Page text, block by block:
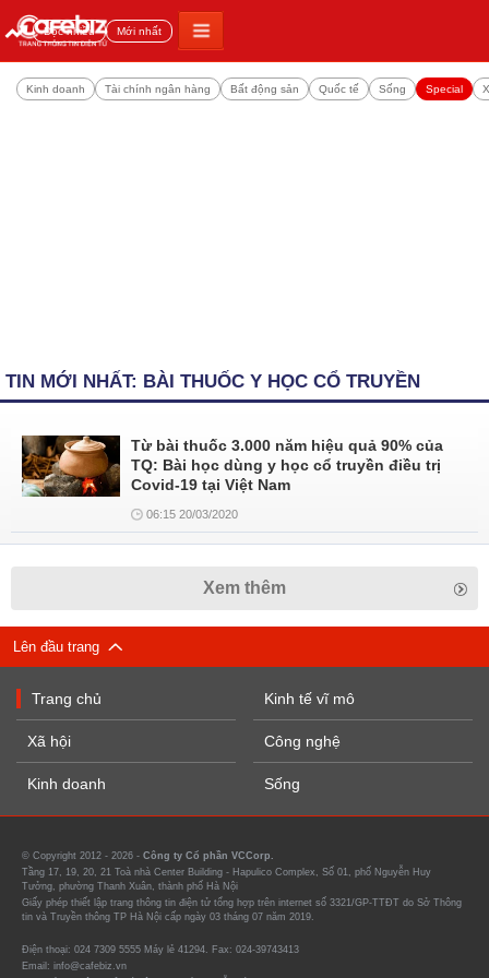
Đọc nhiều Mới nhất
Kinh doanh Tài chính ngân hàng Bất động sản Quốc tế Sống Special
TIN MỚI NHẤT: BÀI THUỐC Y HỌC CỔ TRUYỀN
Từ bài thuốc 3.000 năm hiệu quả 90% của
TQ: Bài học dùng y học cổ truyền điều trị
Covid-19 tại Việt Nam
06:15 20/03/2020
Xem thêm
Lên đầu trang
Trang chủ
Xã hội
Kinh doanh
Kinh tế vĩ mô
Công nghệ
Sống
© Copyright 2012 - 2026 - Công ty Cổ phần VCCorp.
Tầng 17, 19, 20, 21 Toà nhà Center Building - Hapulico Complex, Số 01, phố Nguyễn Huy
Tưởng, phường Thanh Xuân, thành phố Hà Nội
Giấy phép thiết lập trang thông tin điện tử tổng hợp trên internet số 3321/GP-TTĐT do Sở Thông
tin và Truyền thông TP Hà Nội cấp ngày 03 tháng 07 năm 2019.
Điện thoại: 024 7309 5555 Máy lẻ 41294. Fax: 024-39743413
Email: info@cafebiz.vn